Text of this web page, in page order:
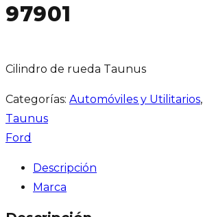
97901
Cilindro de rueda Taunus
Categorías: Automóviles y Utilitarios,
Taunus
Ford
Descripción
Marca